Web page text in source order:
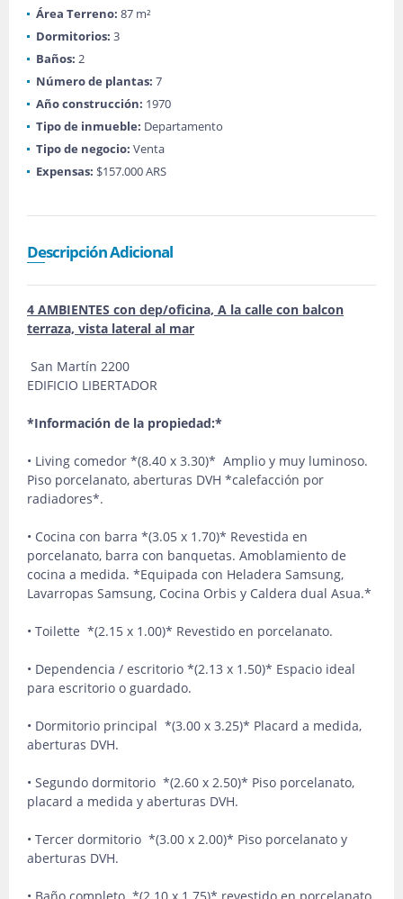
Área Terreno: 87 m²
Dormitorios: 3
Baños: 2
Número de plantas: 7
Año construcción: 1970
Tipo de inmueble: Departamento
Tipo de negocio: Venta
Expensas: $157.000 ARS
Descripción Adicional
4 AMBIENTES con dep/oficina, A la calle con balcon
terraza, vista lateral al mar
San Martín 2200
EDIFICIO LIBERTADOR
*Información de la propiedad:*
• Living comedor *(8.40 x 3.30)* Amplio y muy luminoso.
Piso porcelanato, aberturas DVH *calefacción por
radiadores*.
• Cocina con barra *(3.05 x 1.70)* Revestida en
porcelanato, barra con banquetas. Amoblamiento de
cocina a medida. *Equipada con Heladera Samsung,
Lavarropas Samsung, Cocina Orbis y Caldera dual Asua.*
• Toilette *(2.15 x 1.00)* Revestido en porcelanato.
• Dependencia / escritorio *(2.13 x 1.50)* Espacio ideal
para escritorio o guardado.
• Dormitorio principal *(3.00 x 3.25)* Placard a medida,
aberturas DVH.
• Segundo dormitorio *(2.60 x 2.50)* Piso porcelanato,
placard a medida y aberturas DVH.
• Tercer dormitorio *(3.00 x 2.00)* Piso porcelanato y
aberturas DVH.